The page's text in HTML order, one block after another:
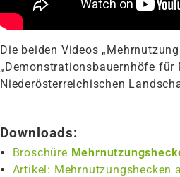
Die beiden Videos
„Demonstrationsbauernhöfe für
Niederösterreichischen
Downloads:
Broschüre
Artikel: Mehrnutzungshecken